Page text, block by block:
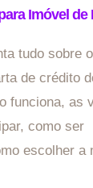
Imóvel de
tudo sobre
de crédito
funciona, as
como ser
escolher a